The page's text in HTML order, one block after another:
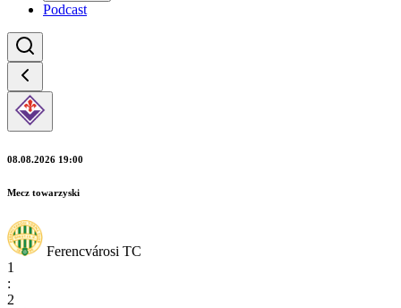
Podcast
08.08.2026 19:00
Mecz towarzyski
Ferencvárosi TC
1
:
2